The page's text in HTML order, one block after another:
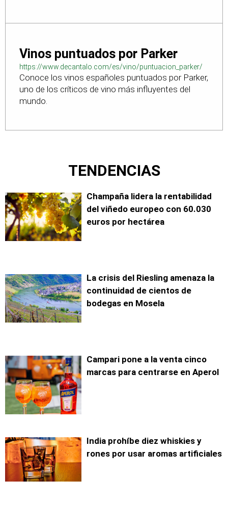
Vinos puntuados por Parker
https://www.decantalo.com/es/vino/puntuacion_parker/
Conoce los vinos españoles puntuados por Parker,
uno de los críticos de vino más influyentes del
mundo.
TENDENCIAS
Champaña lidera la rentabilidad
del viñedo europeo con 60.030
euros por hectárea
La crisis del Riesling amenaza la
continuidad de cientos de
bodegas en Mosela
Campari pone a la venta cinco
marcas para centrarse en Aperol
India prohíbe diez whiskies y
rones por usar aromas artificiales